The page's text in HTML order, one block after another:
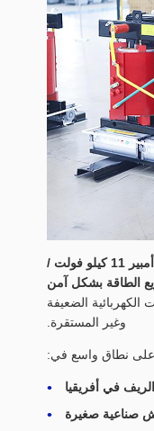
محول توزيع جاف 500 كيلو فولت أمبير 11 كيلو فولت /
الطاقة بشكل آمن
الضعيفة
وغير المستقرة.
نطاق واسع في:
في أفريقيا
صناعية صغيرة